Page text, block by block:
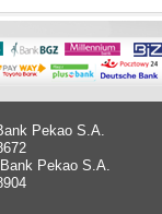
Pekao S.A.
Pekao S.A.